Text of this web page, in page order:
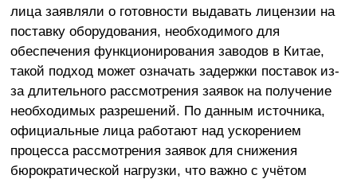
лица заявляли о готовности выдавать лицензии на
поставку оборудования, необходимого для
обеспечения функционирования заводов в Китае,
такой подход может означать задержки поставок из-
за длительного рассмотрения заявок на получение
необходимых разрешений. По данным источника,
официальные лица работают над ускорением
процесса рассмотрения заявок для снижения
бюрократической нагрузки, что важно с учётом